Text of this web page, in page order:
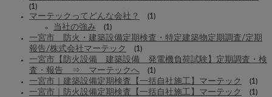
(1)
マーテックってどんな会社？ (1)
当社の強み (1)
一宮市 防火・建築設備定期検査・特定建築物定期調査/定期
報告/株式会社マーテック
(1)
一宮市【防火設備 建築設備 発電機負荷試験】定期調査・検
査・報告 ⇒ マーテックへ
(1)
一宮市｜建築設備定期検査【一括自社施工】マーテック (1)
一宮市｜防火設備定期検査【一括自社施工】マーテック (1)